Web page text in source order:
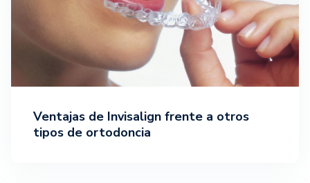
Ventajas de Invisalign frente a otros
tipos de ortodoncia